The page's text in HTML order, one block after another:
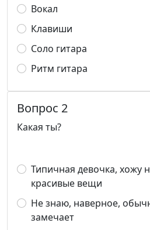
Вокал
Клавиши
Соло гитара
Ритм гитара
Вопрос 2
Какая ты?
Типичная девочка, хожу
красивые вещи
Не знаю, наверное,
замечает